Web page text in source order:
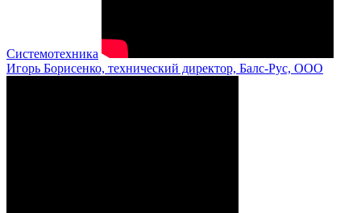
Системотехника
Игорь Борисенко, технический директор, Балс-Рус, ООО